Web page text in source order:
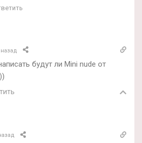
будут ли Mini nude от